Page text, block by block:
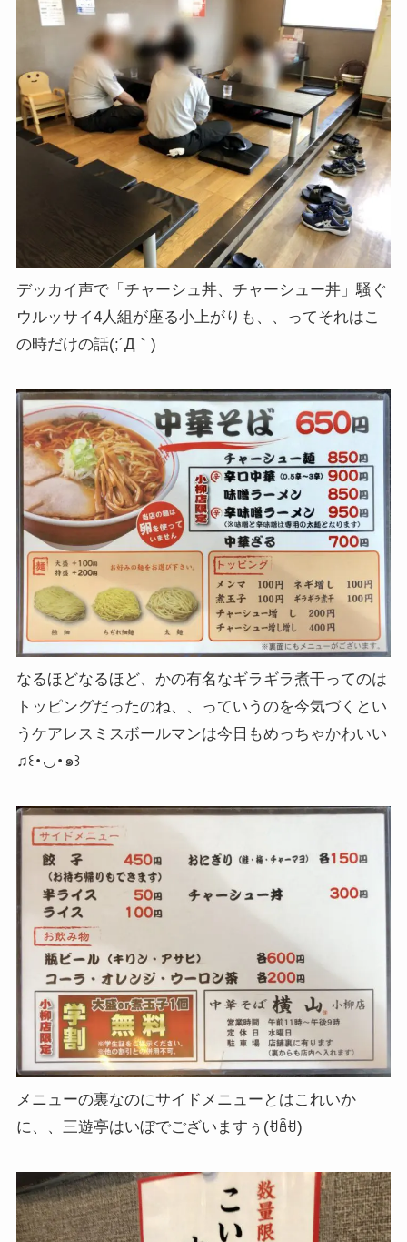
デッカイ声で「チャーシュ丼、チャーシュー丼」騒ぐ
ウルッサイ4人組が座る小上がりも、、ってそれはこ
の時だけの話(;´Д｀)
なるほどなるほど、かの有名なギラギラ煮干ってのは
トッピングだったのね、、っていうのを今気づくとい
うケアレスミスボールマンは今日もめっちゃかわいい
♫꒰･◡･๑꒱
メニューの裏なのにサイドメニューとはこれいか
に、、三遊亭はいぼでございますぅ(ꀀꎁꀀ)